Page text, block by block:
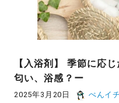
【入浴剤】 季節に応
匂い、浴感？ー
2025年3月20日 ぺんイチ